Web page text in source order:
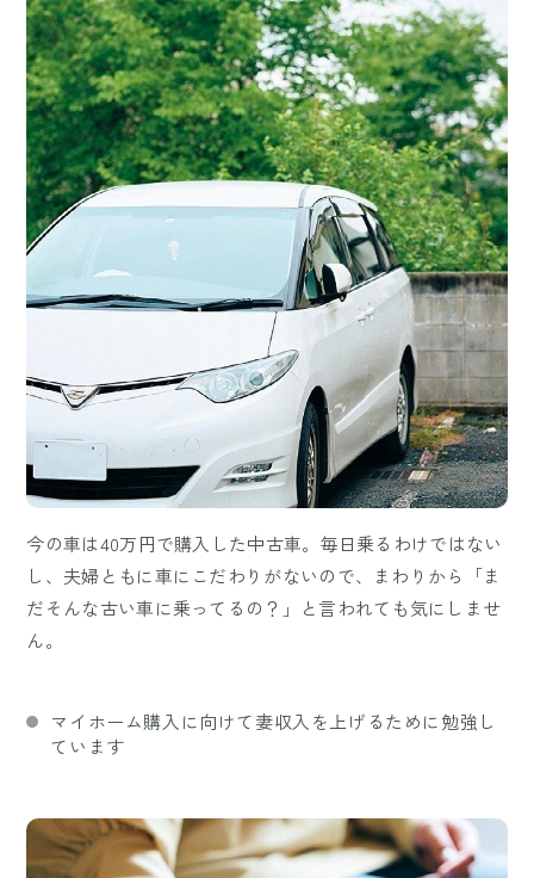
今の車は40万円で購入した中古車。毎日乗るわけではない
し、夫婦ともに車にこだわりがないので、まわりから「ま
だそんな古い車に乗ってるの？」と言われても気にしませ
ん。
マイホーム購入に向けて妻収入を上げるために勉強し
ています